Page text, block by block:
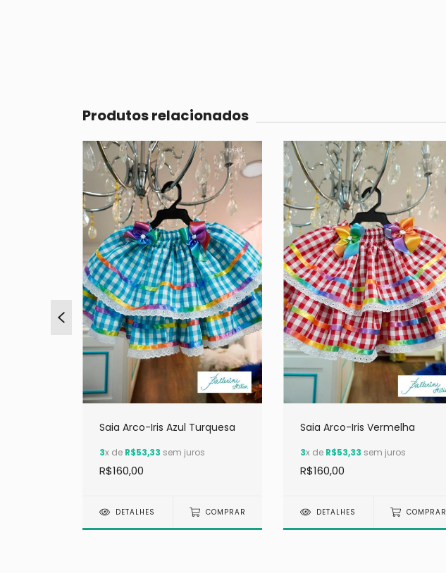
Produtos relacionados
Saia Arco-Iris Azul Turquesa
3x de R$53,33 sem juros
R$160,00
DETALHES COMPRAR
Saia Arco-Iris Vermelha
3x de R$53,33 sem juros
R$160,00
DETALHES COMPRAR